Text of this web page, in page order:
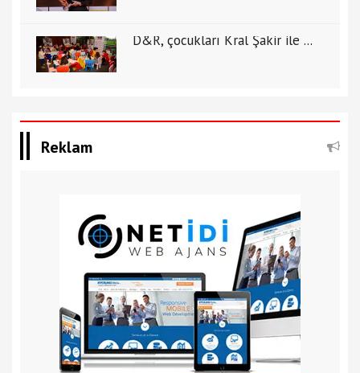
D&R, çocukları Kral Şakir ile ...
Reklam